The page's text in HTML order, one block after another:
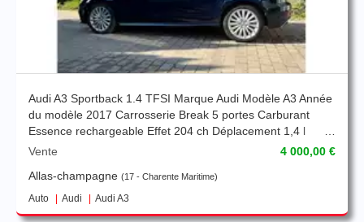
Audi A3 Sportback 1.4 TFSI Marque Audi Modèle A3 Année
du modèle 2017 Carrosserie Break 5 portes Carburant
Essence rechargeable Effet 204 ch Déplacement 1,4 l
émissions de CO 38 g/km Kilométrage 119 000 km
Boîte de vitesse Automatique Poids maximal de la
remorque 1 400 kg
Vente
4 000,00 €
Allas-champagne
17 - Charente Maritime
Auto Audi Audi A3